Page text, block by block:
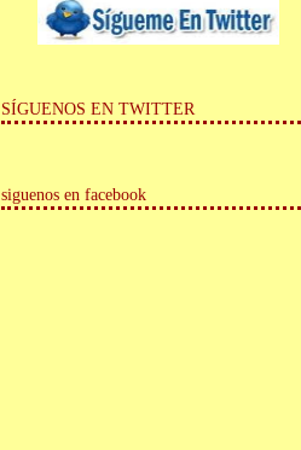
SÍGUENOS EN TWITTER
siguenos en facebook